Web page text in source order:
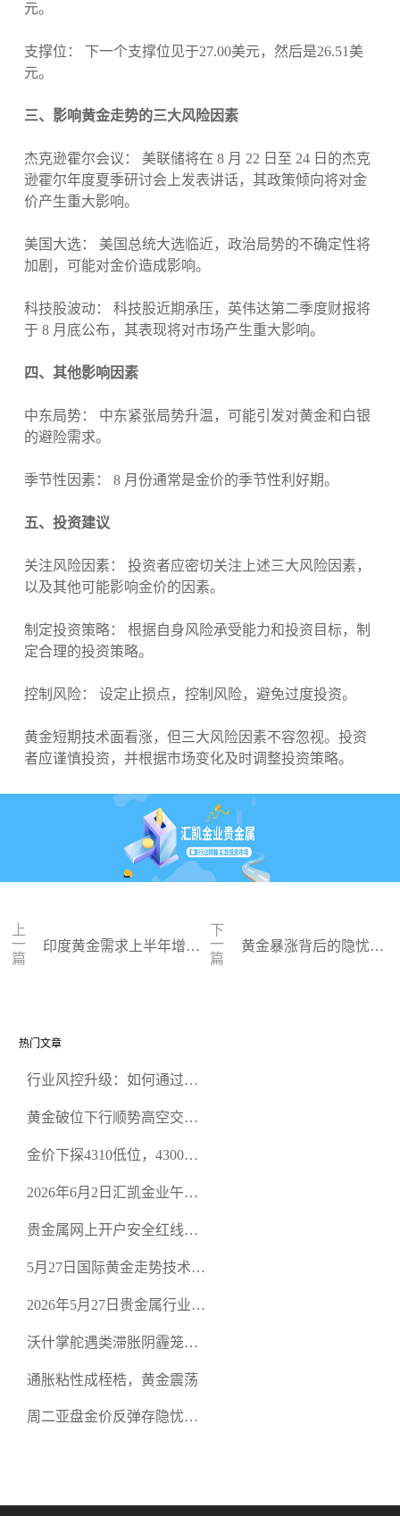
元。
支撑位： 下一个支撑位见于27.00美元，然后是26.51美
元。
三、影响黄金走势的三大风险因素
杰克逊霍尔会议： 美联储将在 8 月 22 日至 24 日的杰克
逊霍尔年度夏季研讨会上发表讲话，其政策倾向将对金
价产生重大影响。
美国大选： 美国总统大选临近，政治局势的不确定性将
加剧，可能对金价造成影响。
科技股波动： 科技股近期承压，英伟达第二季度财报将
于 8 月底公布，其表现将对市场产生重大影响。
四、其他影响因素
中东局势： 中东紧张局势升温，可能引发对黄金和白银
的避险需求。
季节性因素： 8 月份通常是金价的季节性利好期。
五、投资建议
关注风险因素： 投资者应密切关注上述三大风险因素，
以及其他可能影响金价的因素。
制定投资策略： 根据自身风险承受能力和投资目标，制
定合理的投资策略。
控制风险： 设定止损点，控制风险，避免过度投资。
黄金短期技术面看涨，但三大风险因素不容忽视。投资
者应谨慎投资，并根据市场变化及时调整投资策略。
上
一
篇
印度黄金需求上半年增长
下
一
篇
黄金暴涨背后的隐忧：
热门文章
行业风控升级：如何通过正
规黄金开户交易平台？
黄金破位下行顺势高空交易
金价下探4310低位，4300关
2026年6月2日汇凯金业午盘
空头清算算法如何布防？
贵金属网上开户安全红线：
恶意洗盘陷阱
5月27日国际黄金走势技术盘
规黄金平台全方位行情解析
2026年5月27日贵金属行业新
正规贵金属开户平台迎开户
热潮
沃什掌舵遇类滞胀阴霾笼
通胀粘性成桎梏，黄金震荡
周二亚盘金价反弹存隐忧，